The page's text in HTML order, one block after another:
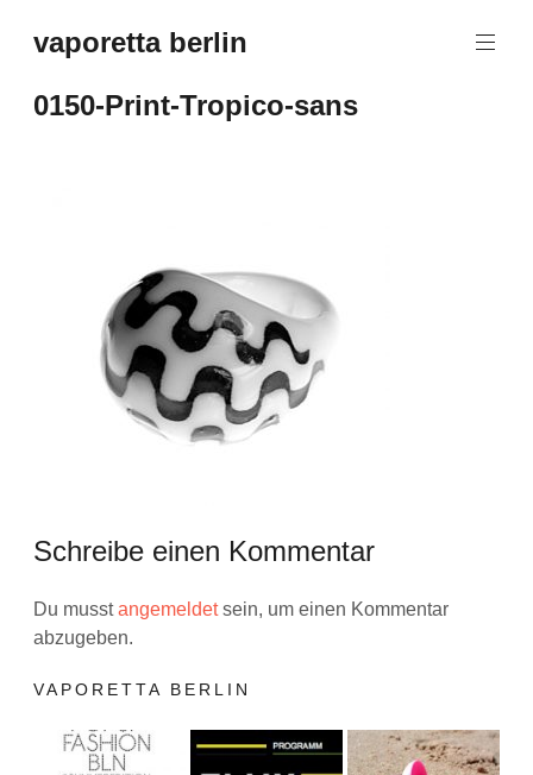
Inhalt
vaporetta berlin
0150-Print-Tropico-sans
Schreibe einen Kommentar
Du musstangemeldetsein, um einen Kommentar
abzugeben.
VAPORETTA BERLIN